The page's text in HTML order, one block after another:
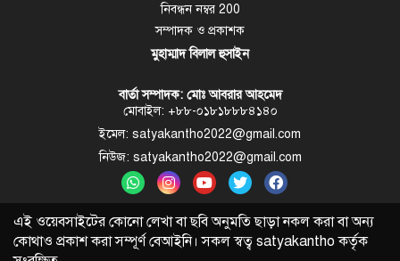
নিবন্ধন নম্বর 200
সম্পাদক ও প্রকাশক
মুহাম্মাদ বিলাল হুসাইন
বার্তা সম্পাদক: মোঃ আবরার আহমেদ
মোবাইল: +৮৮-০১৮১৮৮৮৪১৪০
ইমেল: satyakantho2022@gmail.com
নিউজ: satyakantho2022@gmail.com
এই ওয়েবসাইটের কোনো লেখা বা ছবি অনুমতি ছাড়া নকল করা বা অন্য
কোথাও প্রকাশ করা সম্পূর্ণ বেআইনি। সকল স্বত্ব satyakantho কর্তৃক